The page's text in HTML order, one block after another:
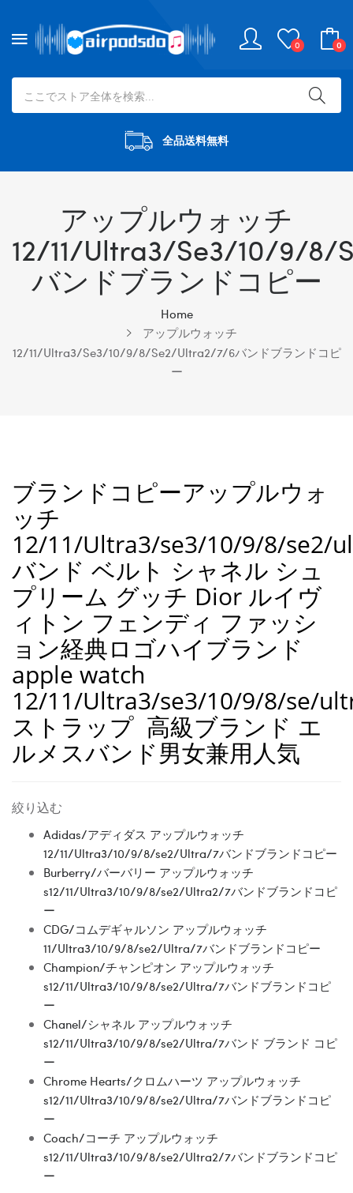
0 0
全品送料無料
アップルウォッチ
12/11/Ultra3/se3/10/9/
バンドブランドコピー
Home
アップルウォッチ
12/11/Ultra3/se3/10/9/8/se2/Ultra2/7/6バンドブランドコピ
ー
ブランドコピーアップルウォ
ッチ
12/11/Ultra3/se3/10/9/8/se2/
バンド ベルト シャネル シュ
プリーム グッチ Dior ルイヴ
ィトン フェンディ ファッシ
ョン経典ロゴハイブランド
apple watch
12/11/Ultra3/se3/10/9/8/se/
ストラップ 高級ブランド エ
ルメスバンド男女兼用人気
絞り込む
Adidas/アディダス アップルウォッチ
12/11/Ultra3/10/9/8/se2/Ultra/7バンドブランドコピー
Burberry/バーバリー アップルウォッチ
s12/11/Ultra3/10/9/8/se2/Ultra2/7バンドブランドコピ
ー
CDG/コムデギャルソン アップルウォッチ
11/Ultra3/10/9/8/se2/Ultra/7バンドブランドコピー
Champion/チャンピオン アップルウォッチ
s12/11/Ultra3/10/9/8/se2/Ultra/7バンドブランドコピ
ー
Chanel/シャネル アップルウォッチ
s12/11/Ultra3/10/9/8/se2/Ultra/7バンド ブランド コピ
ー
Chrome Hearts/クロムハーツ アップルウォッチ
s12/11/Ultra3/10/9/8/se2/Ultra/7バンドブランドコピ
ー
Coach/コーチ アップルウォッチ
s12/11/Ultra3/10/9/8/se2/Ultra2/7バンドブランドコピ
ー